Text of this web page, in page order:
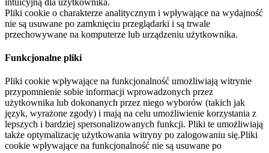
Pliki cookie o charakterze analitycznym i wpływające na wydajność
nie są usuwane po zamknięciu przeglądarki i są trwale
przechowywane na komputerze lub urządzeniu użytkownika.
Funkcjonalne pliki
Pliki cookie wpływające na funkcjonalność umożliwiają witrynie
przypomnienie sobie informacji wprowadzonych przez
użytkownika lub dokonanych przez niego wyborów (takich jak
język, wyrażone zgody) i mają na celu umożliwienie korzystania z
lepszych i bardziej spersonalizowanych funkcji. Pliki te umożliwiają
także optymalizację użytkowania witryny po zalogowaniu się.Pliki
cookie wpływające na funkcjonalność nie są usuwane po